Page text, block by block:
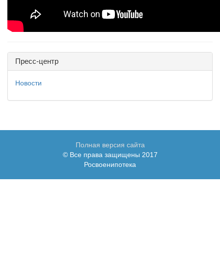
Пресс-центр
Новости
Полная версия сайта
© Все права защищены 2017
Росвоенипотека